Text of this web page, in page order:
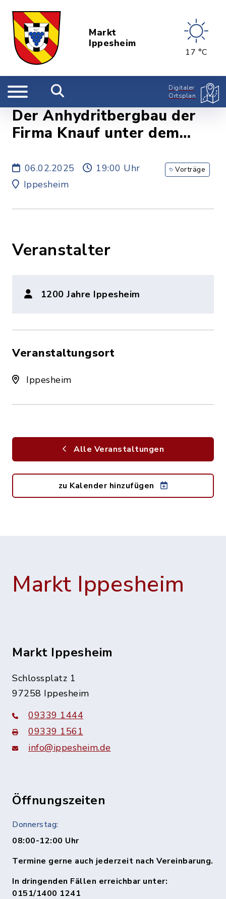
Markt
Ippesheim
17 °C
Digitaler
Ortsplan
Der Anhydritbergbau der
Firma Knauf unter dem
mit Uwe Schirmer, Rathaus
06.02.2025
19:00 Uhr
Ippesheim
Vorträge
Veranstalter
1200 Jahre Ippesheim
Veranstaltungsort
Ippesheim
Alle Veranstaltungen
zu Kalender hinzufügen
Markt Ippesheim
Markt Ippesheim
Schlossplatz 1
97258 Ippesheim
09339 1444
09339 1561
info@ippesheim.de
Öffnungszeiten
Donnerstag:
08:00-12:00 Uhr
Termine gerne auch jederzeit nach Vereinbarung.
In dringenden Fällen erreichbar unter:
0151/1400 1241